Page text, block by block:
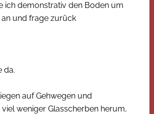
ich demonstrativ den Boden um
und frage zurück
da.
auf Gehwegen und
weniger Glasscherben herum,